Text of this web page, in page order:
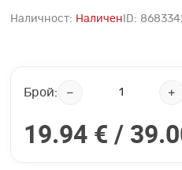
Наличност: Наличен ID:
Брой:
19.94 € /